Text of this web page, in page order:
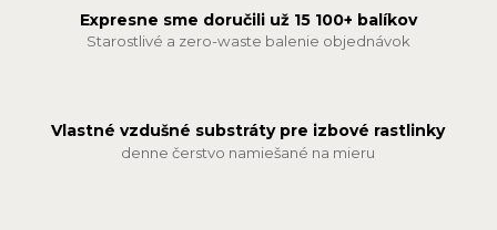
Expresne sme doručili už 15 100+ balíkov
Starostlivé a zero-waste balenie objednávok
Vlastné vzdušné substráty pre izbové rastlinky
denne čerstvo namiešané na mieru